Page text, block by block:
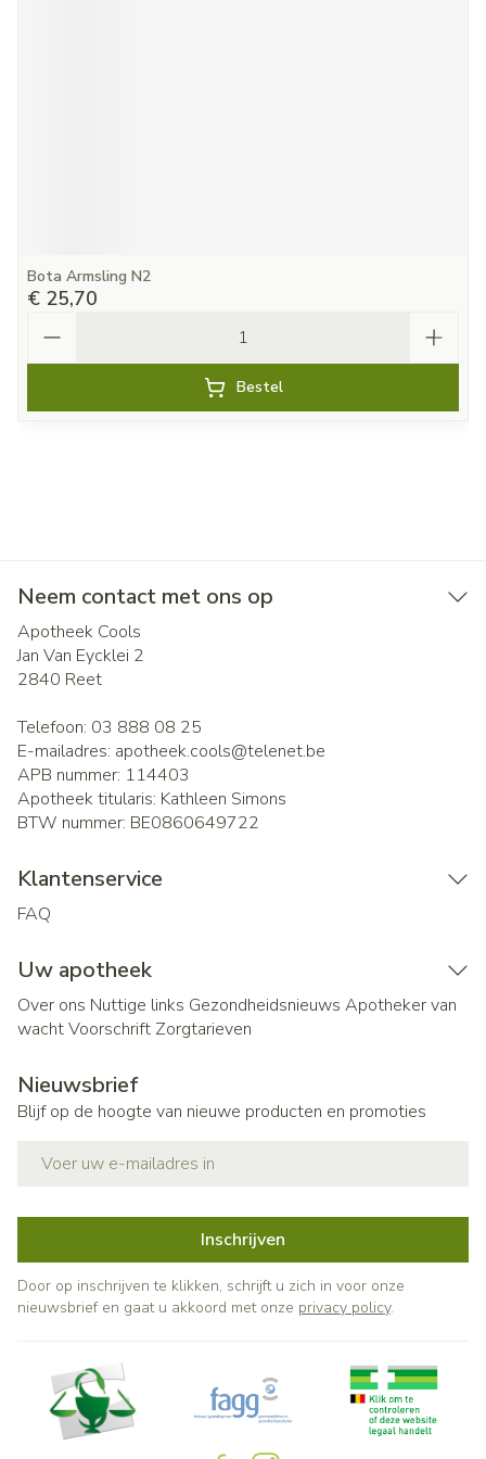
Bota Armsling N2
€ 25,70
Bestel
Neem contact met ons op
Apotheek Cools
Jan Van Eycklei 2
2840 Reet
Telefoon: 03 888 08 25
E-mailadres: apotheek.cools@telenet.be
APB nummer: 114403
Apotheek titularis: Kathleen Simons
BTW nummer: BE0860649722
Klantenservice
FAQ
Uw apotheek
Over ons Nuttige links Gezondheidsnieuws Apotheker van
wachtVoorschrift Zorgtarieven
Nieuwsbrief
Blijf op de hoogte van nieuwe producten en promoties
Inschrijven
Door op inschrijven te klikken, schrijft u zich in voor onze
nieuwsbrief en gaat u akkoord met onze privacy policy.